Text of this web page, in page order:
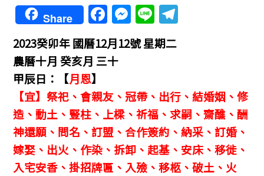
Share F
a
c
e
b
o
o
k
M
e
ss
n
g
er
Li
n
e
a
m
2023癸卯年 國曆12月12號 星期二
農曆十月 癸亥月 三十
甲辰日：【月恩】
【宜】祭祀、會親友、冠帶、出行、結婚姻、修
造、動土、豎柱、上樑、祈福、求嗣、齋醮、酬
神還願、問名、訂盟、合作簽約、納采、訂婚、
嫁娶、出火、作染、拆卸、起基、安床、移徙、
入宅安香、掛招牌匾、入殮、移柩、破土、火